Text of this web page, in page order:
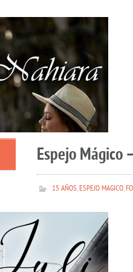
Espejo Mágico
15 AÑOS,ESPEJO MAGICO,